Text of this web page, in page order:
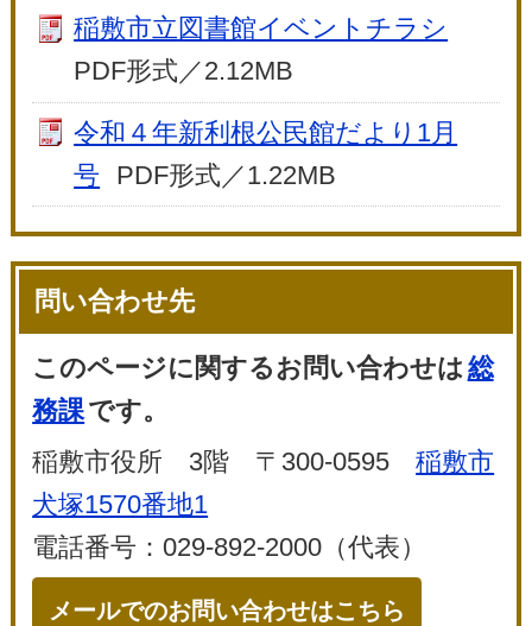
稲敷市立図書館イベントチラシ
PDF形式／2.12MB
令和４年新利根公民館だより1月
号 PDF形式／1.22MB
問い合わせ先
このページに関するお問い合わせは総
務課です。
稲敷市役所 3階 〒300-0595稲敷市
犬塚1570番地1
電話番号：029-892-2000（代表）
メールでのお問い合わせはこちら